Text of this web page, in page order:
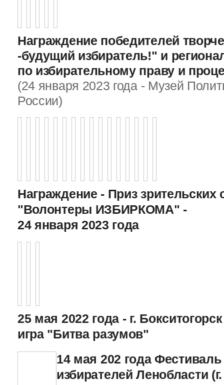
Награждение победителей
-будущий избиратель!" и
по избирательному праву и
(24 января 2023 года - Музей
России)
Награждение - Приз зрительских
"Волонтеры ИЗБИРКОМА" -
24 января 2023 года
25 мая 2022 года - г.
игра "Битва разумов"
14 мая 202 года
избирателей Ленобласти